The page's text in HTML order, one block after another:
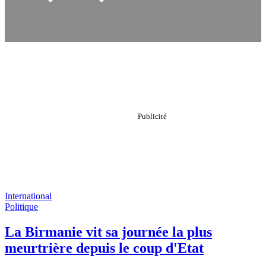
International
Politique
La Birmanie vit sa journée la plus
meurtrière depuis le coup d'Etat